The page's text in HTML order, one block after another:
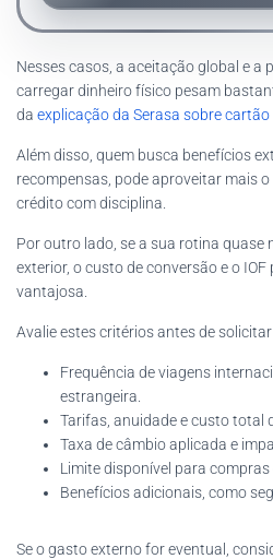
Nesses casos, a aceitação global e a
carregar dinheiro físico pesam
da explicação da Serasa sobre cartão
Além disso, quem busca benefícios
recompensas, pode aproveitar mais
crédito com disciplina.
Por outro lado, se a sua rotina quase
exterior, o custo de conversão e o
vantajosa.
Avalie estes critérios antes de
Frequência de viagens
estrangeira.
Tarifas, anuidade e custo total
Taxa de câmbio aplicada e
Limite disponível para compras
Benefícios adicionais, como
Se o gasto externo for eventual,